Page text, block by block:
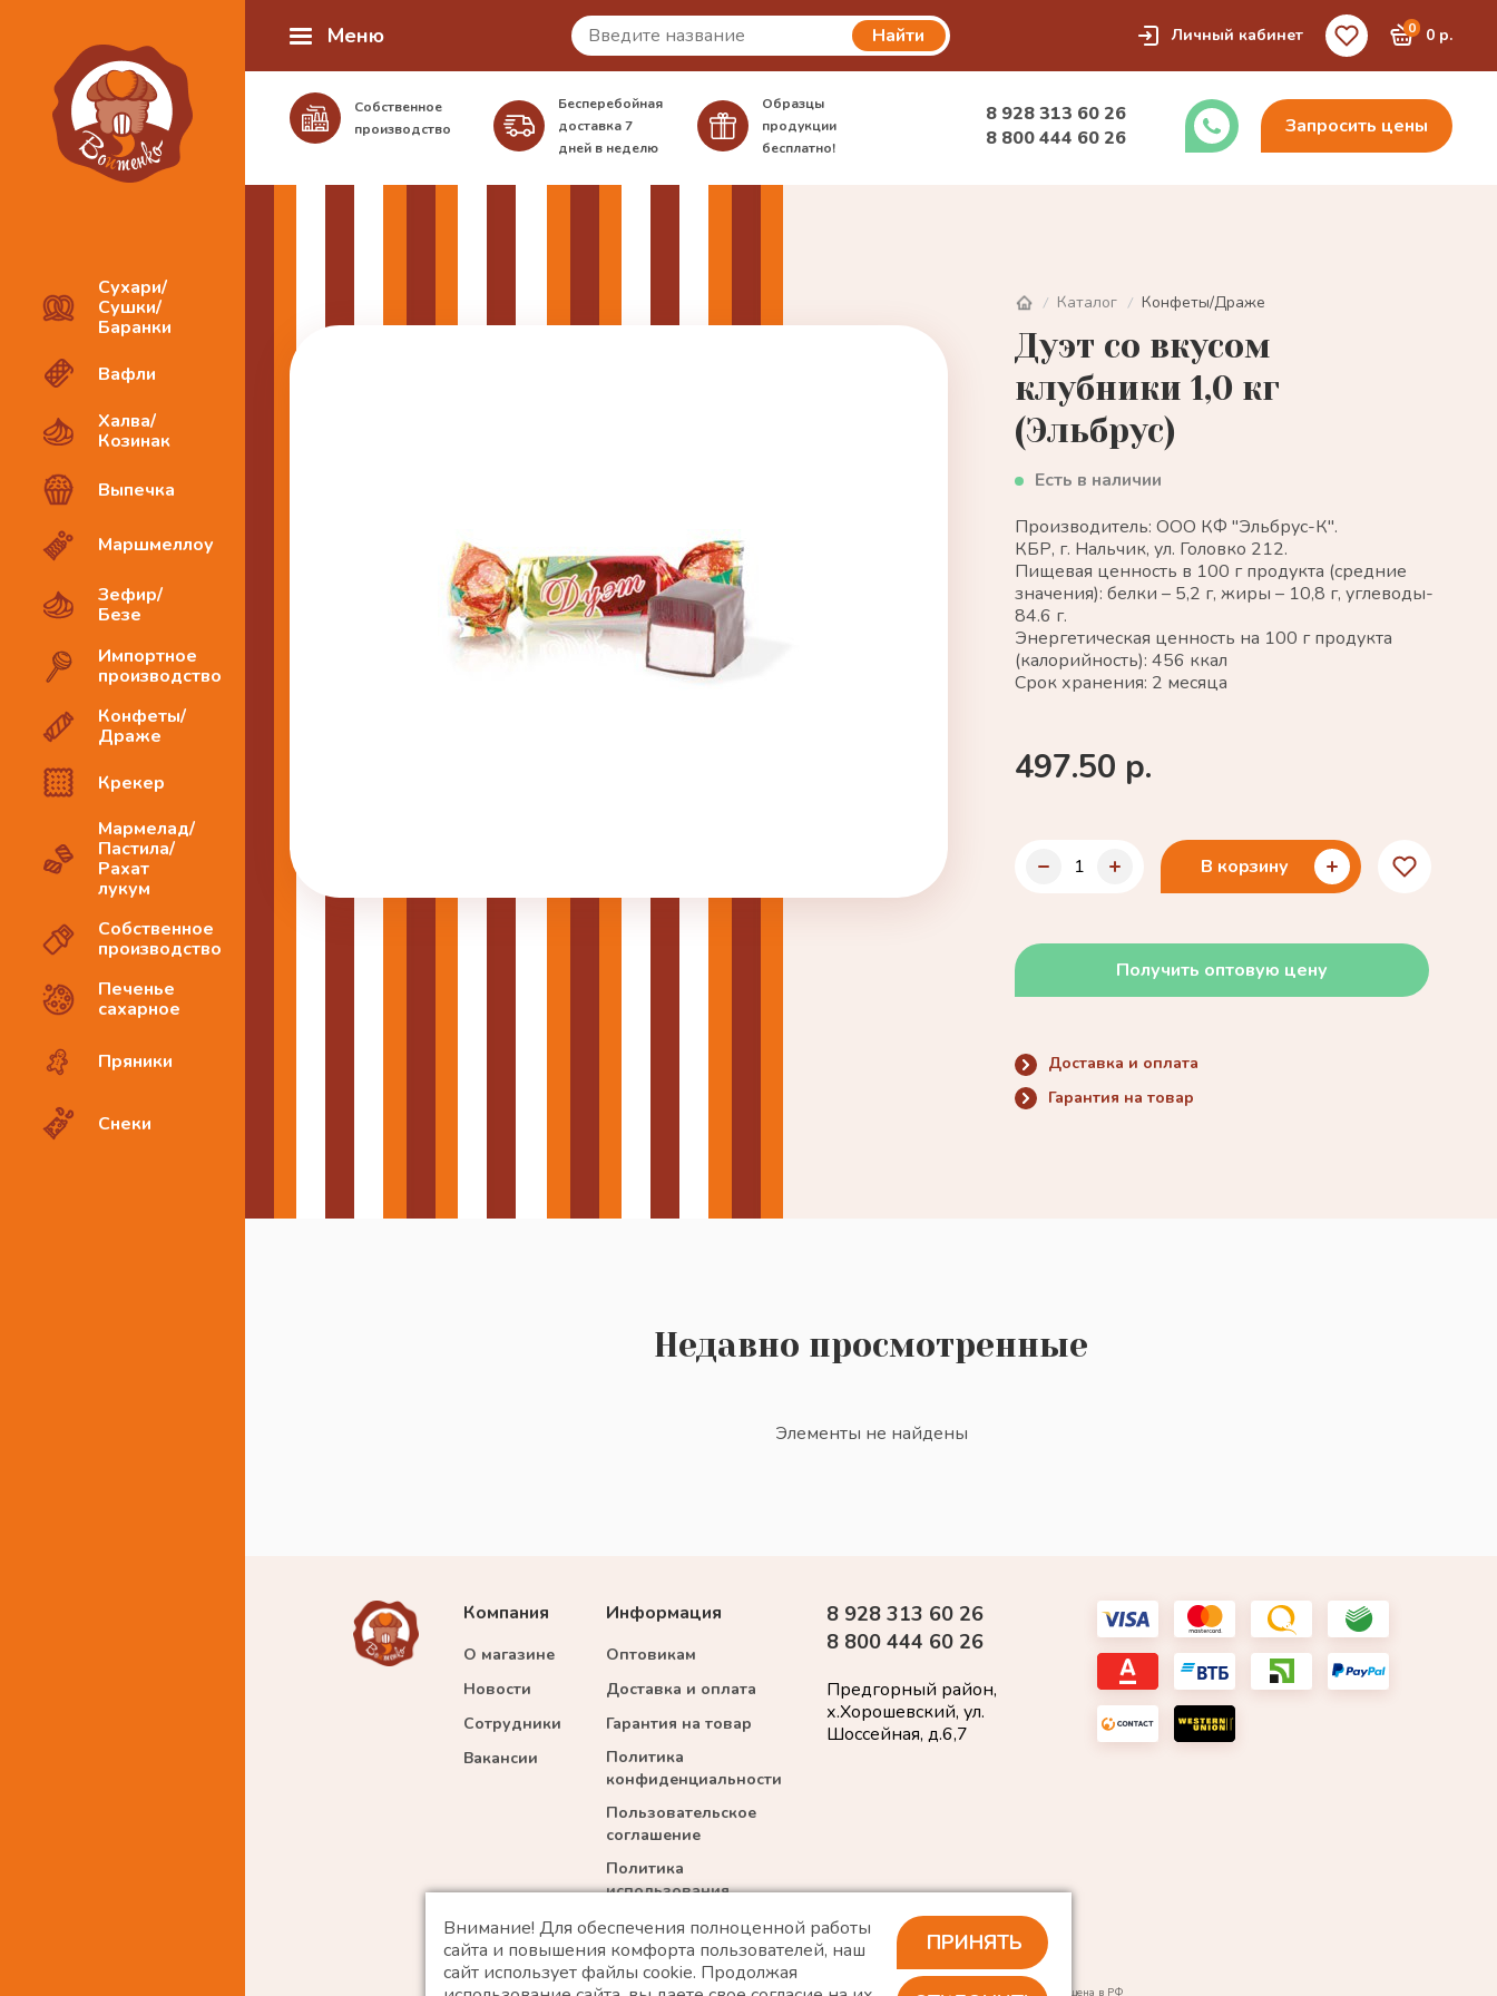
Сухари/
Сушки/
Баранки
Вафли
Халва/
Козинак
Выпечка
Маршмеллоу
Зефир/
Безе
Импортное
производство
Конфеты/
Драже
Крекер
Мармелад/
Пастила/
Рахат
лукум
Собственное
производство
Печенье
сахарное
Пряники
Снеки
Меню Найти Личный кабинет 0 0 р.
Собственное
производство
Бесперебойная
доставка7
дней в неделю
Образцы
продукции
бесплатно!
8 928 313 60 26
8 800 444 60 26
Запросить цены
/ Каталог / Конфеты/Драже
Дуэт со вкусом
клубники 1,0 кг
(Эльбрус)
Есть в наличии
Производитель: ООО КФ "Эльбрус-К".
КБР, г. Нальчик, ул. Головко 212.
Пищевая ценность в 100 г продукта (средние
значения): белки – 5,2 г, жиры – 10,8 г, углеводы-
84.6 г.
Энергетическая ценность на 100 г продукта
(калорийность): 456 ккал
Срок хранения: 2 месяца
497.50 р.
В корзину
Получить оптовую цену
Доставка и оплата
Гарантия на товар
Недавно просмотренные
Элементы не найдены
Компания
О магазине
Новости
Сотрудники
Вакансии
Информация
Оптовикам
Доставка и оплата
Гарантия на товар
Политика
конфиденциальности
Пользовательское
соглашение
Политика
использования
8 928 313 60 26
8 800 444 60 26
Предгорный район,
х.Хорошевский, ул.
Шоссейная, д.6,7
Внимание! Для обеспечения полноценной работы
сайта и повышения комфорта пользователей, наш
сайт использует файлы cookie. Продолжая
ПРИНЯТЬ